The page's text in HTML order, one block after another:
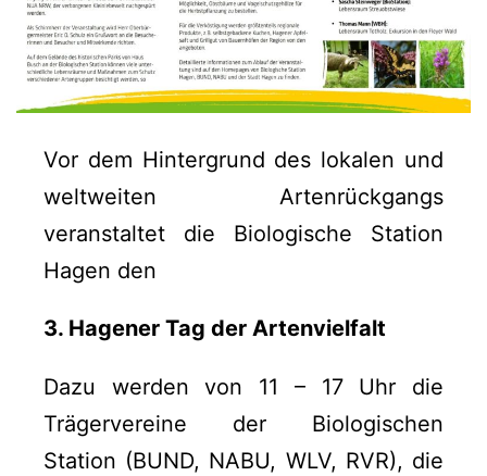
Vor dem Hintergrund des lokalen und
weltweiten Artenrückgangs
veranstaltet die Biologische Station
Hagen den
3. Hagener Tag der Artenvielfalt
Dazu werden von 11 – 17 Uhr die
Trägervereine der Biologischen
Station (BUND, NABU, WLV, RVR), die